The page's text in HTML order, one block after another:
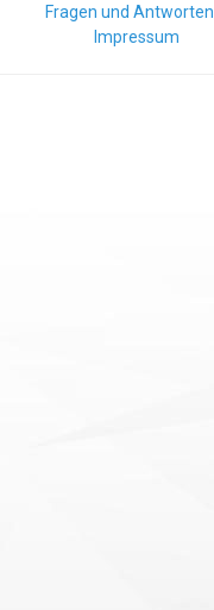
Fragen und Antworten
Impressum